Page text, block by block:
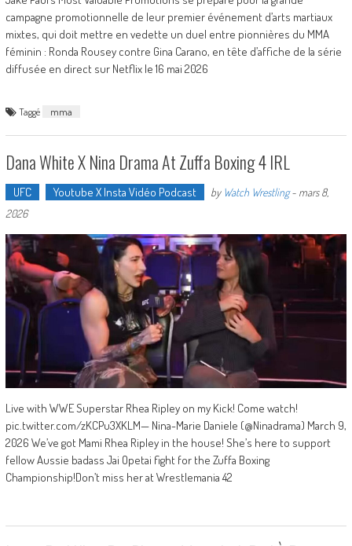
campagne promotionnelle de leur premier événement d’arts martiaux
mixtes, qui doit mettre en vedette un duel entre pionnières du MMA
féminin : Ronda Rousey contre Gina Carano, en tête d’affiche de la série
diffusée en direct sur Netflix le 16 mai 2026
Taggé mma
Dana White X Nina Drama At Zuffa Boxing 4 IRL
UFC Youtube X Insta Vidéo Podcast by Watch Wrestling- mars 8,
2026
Live with WWE Superstar Rhea Ripley on my Kick! Come watch!
pic.twitter.com/zKCPu3XKLM— Nina-Marie Daniele (@Ninadrama) March 9,
2026 We’ve got Mami Rhea Ripley in the house! She’s here to support
fellow Aussie badass Jai Opetai fight for the Zuffa Boxing
Championship!Don’t miss her at Wrestlemania 42